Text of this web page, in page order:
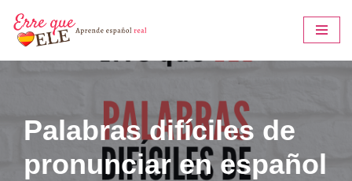
Saltar
al
Palabras difíciles de
pronunciar en español